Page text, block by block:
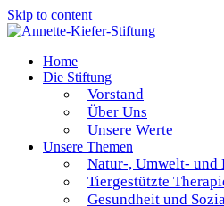
Skip to content
Home
Die Stiftung
Vorstand
Über Uns
Unsere Werte
Unsere Themen
Natur-, Umwelt- und
Tiergestützte
Gesundheit und